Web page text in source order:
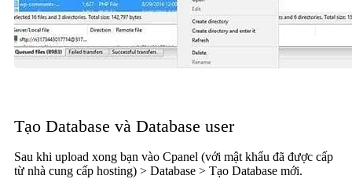
Tạo Database và Database user
Sau khi upload xong bạn vào Cpanel (với mật khẩu đã được cấp
từ nhà cung cấp hosting) > Database > Tạo Database mới.